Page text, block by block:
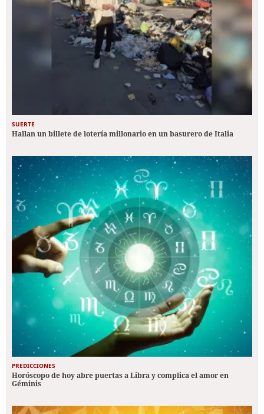
SUERTE
Hallan un billete de lotería millonario en un basurero de Italia
PREDICCIONES
Horóscopo de hoy abre puertas a Libra y complica el amor en
Géminis